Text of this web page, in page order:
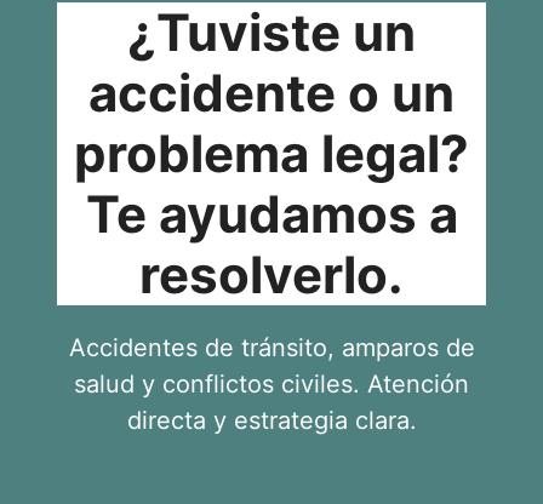
¿Tuviste un
accidente o un
problema legal?
Te ayudamos a
resolverlo.
Accidentes de tránsito, amparos de
salud y conflictos civiles. Atención
directa y estrategia clara.